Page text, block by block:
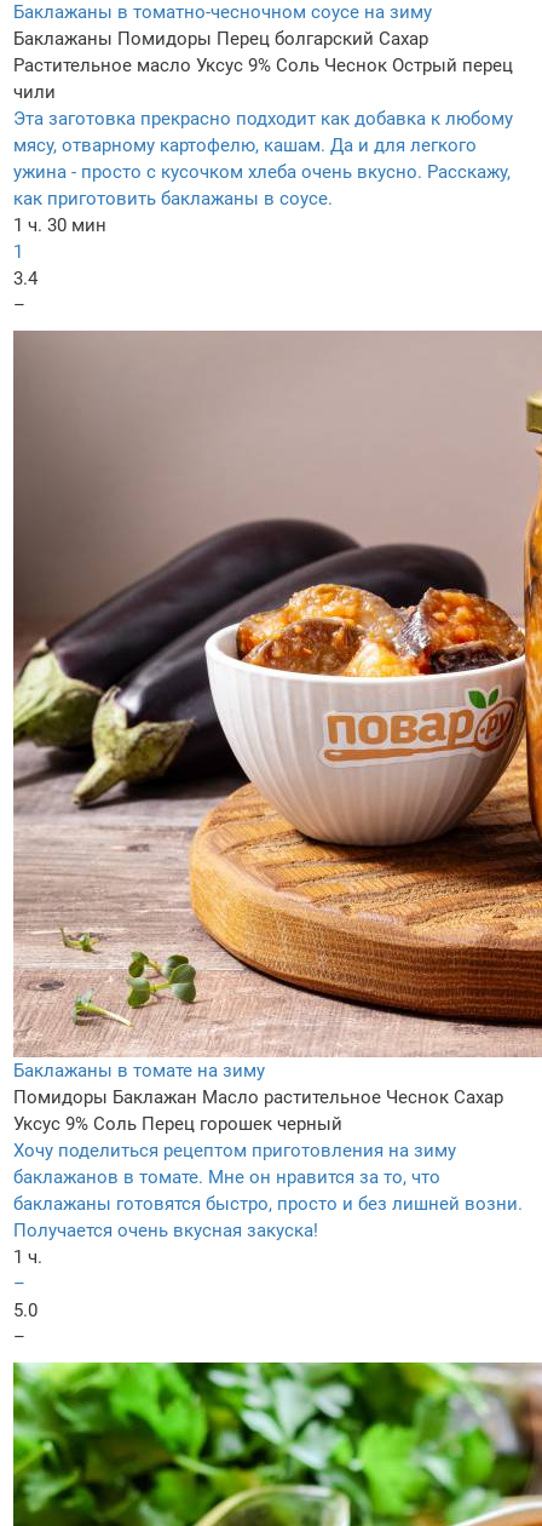
Баклажаны в томатно-чесночном соусе на зиму
Баклажаны Помидоры Перец болгарский Сахар
Растительное масло Уксус 9% Соль Чеснок Острый перец
чили
Эта заготовка прекрасно подходит как добавка к любому
мясу, отварному картофелю, кашам. Да и для легкого
ужина - просто с кусочком хлеба очень вкусно. Расскажу,
как приготовить баклажаны в соусе.
1 ч. 30 мин
1
3.4
–
Баклажаны в томате на зиму
Помидоры Баклажан Масло растительное Чеснок Сахар
Уксус 9% Соль Перец горошек черный
Хочу поделиться рецептом приготовления на зиму
баклажанов в томате. Мне он нравится за то, что
баклажаны готовятся быстро, просто и без лишней возни.
Получается очень вкусная закуска!
1 ч.
–
5.0
–